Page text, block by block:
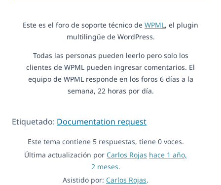
Este es el foro de soporte técnico de WPML, el plugin
multilingüe de WordPress.
Todas las personas pueden leerlo pero solo los
clientes de WPML pueden ingresar comentarios. El
equipo de WPML responde en los foros 6 días a la
semana, 22 horas por día.
Etiquetado: Documentation request
Este tema contiene 5 respuestas, tiene 0 voces.
Última actualización por Carlos Rojas hace 1 año,
2 meses.
Asistido por: Carlos Rojas.